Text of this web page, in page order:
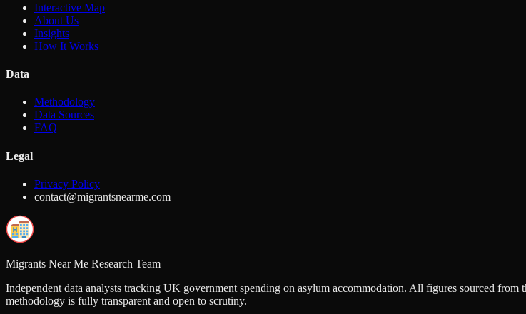
Interactive Map
About Us
Insights
How It Works
Data
Methodology
Data Sources
FAQ
Legal
Privacy Policy
contact@migrantsnearme.com
Migrants Near Me Research Team
Independent data analysts tracking UK government spending on asylum accommodation. All figures sourced
methodology is fully transparent and open to scrutiny.